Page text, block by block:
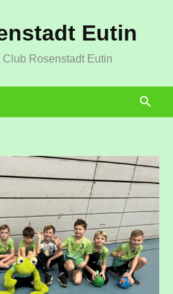
Eutin
Club Rosenstadt Eutin